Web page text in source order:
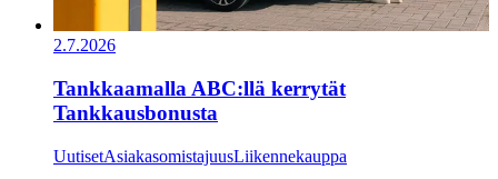
2.7.2026
Tankkaamalla ABC:llä kerrytät
Tankkausbonusta
UutisetAsiakasomistajuusLiikennekauppa